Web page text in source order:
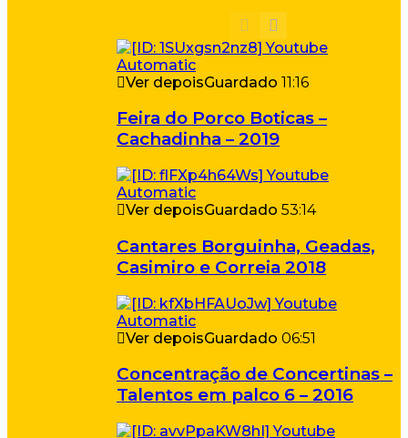
Ver depoisGuardado 11:16
Feira do Porco Boticas –
Cachadinha – 2019
Ver depoisGuardado 53:14
Cantares Borguinha, Geadas,
Casimiro e Correia 2018
Ver depoisGuardado 06:51
Concentração de Concertinas –
Talentos em palco 6 – 2016